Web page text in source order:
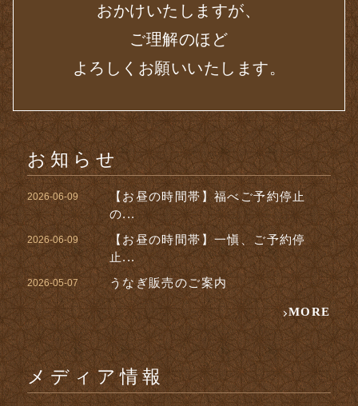
おかけいたしますが、
ご理解のほど
よろしくお願いいたします。
お知らせ
2026-06-09
【お昼の時間帯】福べご予約停止
の...
2026-06-09
【お昼の時間帯】一愼、ご予約停
止...
2026-05-07 うなぎ販売のご案内
MORE
メディア情報